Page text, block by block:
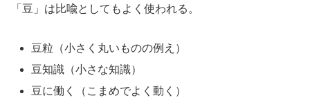
「豆」は比喩としてもよく使われる。
豆粒（小さく丸いものの例え）
豆知識（小さな知識）
豆に働く（こまめでよく動く）